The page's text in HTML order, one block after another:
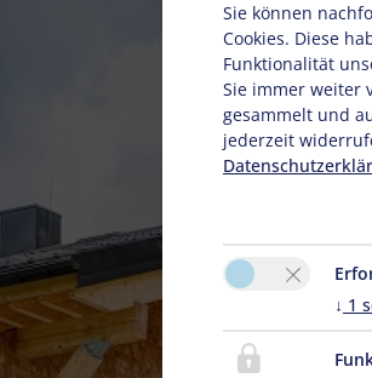
Sie können
Cookies. Diese
Funktionalität
Sie immer weiter
gesammelt und
jederzeit
↓ 1